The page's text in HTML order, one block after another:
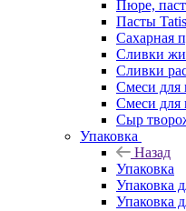
Пюре,
Пасты Tatis
Сахарная
Сливки
Сливки
Смеси для
Смеси для
Сыр
Упаковка
Назад
Упаковка
Упаковка
Упаковка